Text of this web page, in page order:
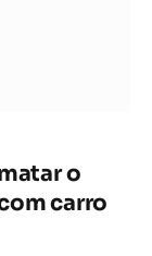
o
carro